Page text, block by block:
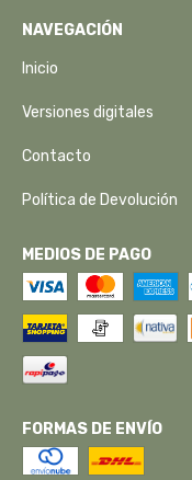
NAVEGACIÓN
Inicio
Versiones digitales
Contacto
Política de Devolución
MEDIOS DE PAGO
FORMAS DE ENVÍO